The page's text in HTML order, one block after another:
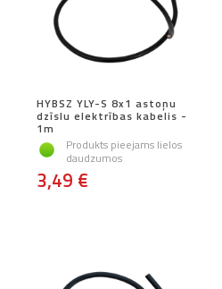
HYBSZ YLY-S 8x1 astoņu
dzīslu elektrības kabelis -
1m
Produkts pieejams lielos
daudzumos
3,49 €